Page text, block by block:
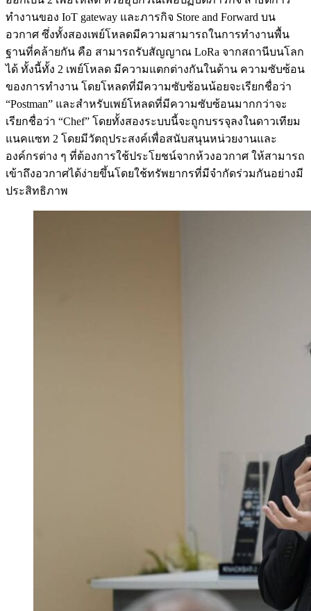
ทำงานของ IoT gateway และภารกิจ Store and Forward บน
อวกาศ ซึ่งทั้งสองเพย์โหลดมีความสามารถในการทำงานพื้น
ฐานที่คล้ายกัน คือ สามารถรับสัญญาณ LoRa จากสถานีบนโลก
ได้ ทั้งนี้ทั้ง 2 เพย์โหลด มีความแตกต่างกันในด้าน ความซับซ้อน
ของการทำงาน โดยโหลดที่มีความซับซ้อนน้อยจะเรียกชื่อว่า
“Postman” และสำหรับเพย์โหลดที่มีความซับซ้อนมากกว่าจะ
เรียกชื่อว่า “Chef” โดยทั้งสองระบบนี้จะถูกบรรจุลงในดาวเทียม
แนคแซท 2 โดยมีวัตถุประสงค์เพื่อสนับสนุนหน่วยงานและ
องค์กรต่าง ๆ ที่ต้องการใช้ประโยชน์จากห้วงอวกาศ ให้สามารถ
เข้าถึงอวกาศได้ง่ายขึ้นโดยใช้ทรัพยากรที่มีจำกัดร่วมกันอย่างมี
ประสิทธิภาพ